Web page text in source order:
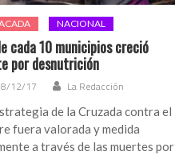
NACIONAL
cada 10 municipios creció
por desnutrición
12/17 La Redacción
de la Cruzada contra el
fuera valorada y medida
a través de las muertes por